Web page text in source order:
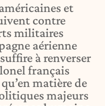
et
contre
militaires
aérienne
à renverser
français
matière de
majeurs